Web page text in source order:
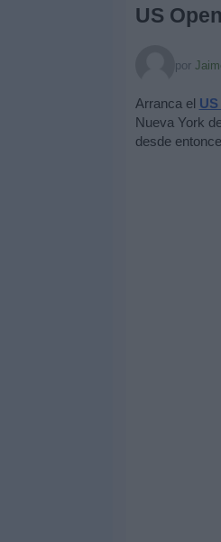
US
por
Arranca el
Nueva York
desde